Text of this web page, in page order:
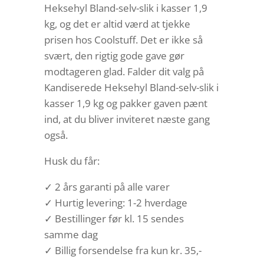
Heksehyl Bland-selv-slik i kasser 1,9
kg, og det er altid værd at tjekke
prisen hos Coolstuff. Det er ikke så
svært, den rigtig gode gave gør
modtageren glad. Falder dit valg på
Kandiserede Heksehyl Bland-selv-slik i
kasser 1,9 kg og pakker gaven pænt
ind, at du bliver inviteret næste gang
også.
Husk du får:
✓ 2 års garanti på alle varer
✓ Hurtig levering: 1-2 hverdage
✓ Bestillinger før kl. 15 sendes
samme dag
✓ Billig forsendelse fra kun kr. 35,-